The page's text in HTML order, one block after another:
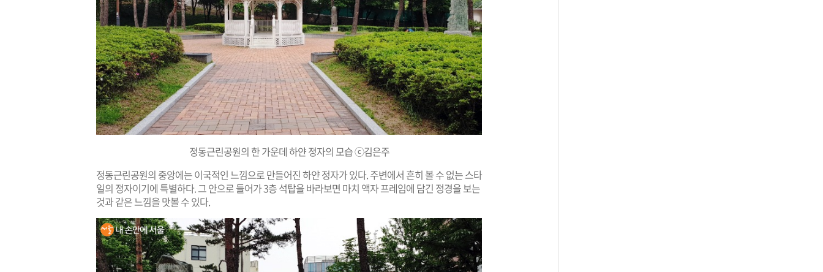
정동근린공원의 한 가운데 하얀 정자의 모습 ⓒ김은주
정동근린공원의 중앙에는 이국적인 느낌으로 만들어진 하얀 정자가 있다. 주변에서 흔히 볼 수 없는 스타
일의 정자이기에 특별하다. 그 안으로 들어가 3층 석탑을 바라보면 마치 액자 프레임에 담긴 정경을 보는
것과 같은 느낌을 맛볼 수 있다.